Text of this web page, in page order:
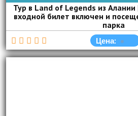
Тур в Land of Legends из
входной билет включен и
парка
Цена: